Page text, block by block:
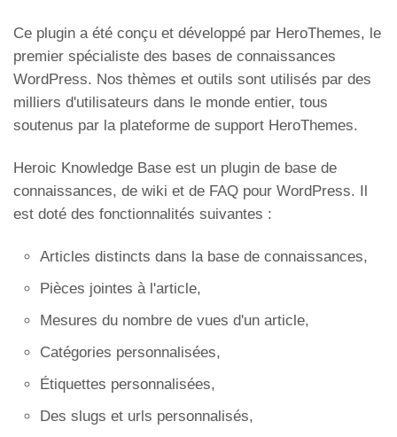
Ce plugin a été conçu et développé par HeroThemes, le
premier spécialiste des bases de connaissances
WordPress. Nos thèmes et outils sont utilisés par des
milliers d'utilisateurs dans le monde entier, tous
soutenus par la plateforme de support HeroThemes.
Heroic Knowledge Base est un plugin de base de
connaissances, de wiki et de FAQ pour WordPress. Il
est doté des fonctionnalités suivantes :
Articles distincts dans la base de connaissances,
Pièces jointes à l'article,
Mesures du nombre de vues d'un article,
Catégories personnalisées,
Étiquettes personnalisées,
Des slugs et urls personnalisés,